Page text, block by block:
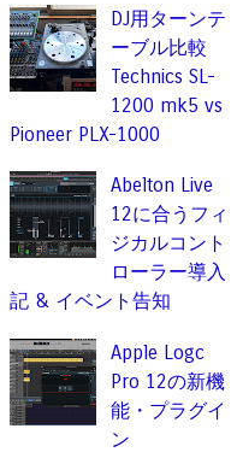
DJ用ターンテ
ーブル比較
Technics SL-
1200 mk5 vs
Pioneer PLX-1000
Abelton Live
12に合うフィ
ジカルコント
ローラー導入
記 & イベント告知
Apple Logc
Pro 12の新機
能・プラグイ
ン